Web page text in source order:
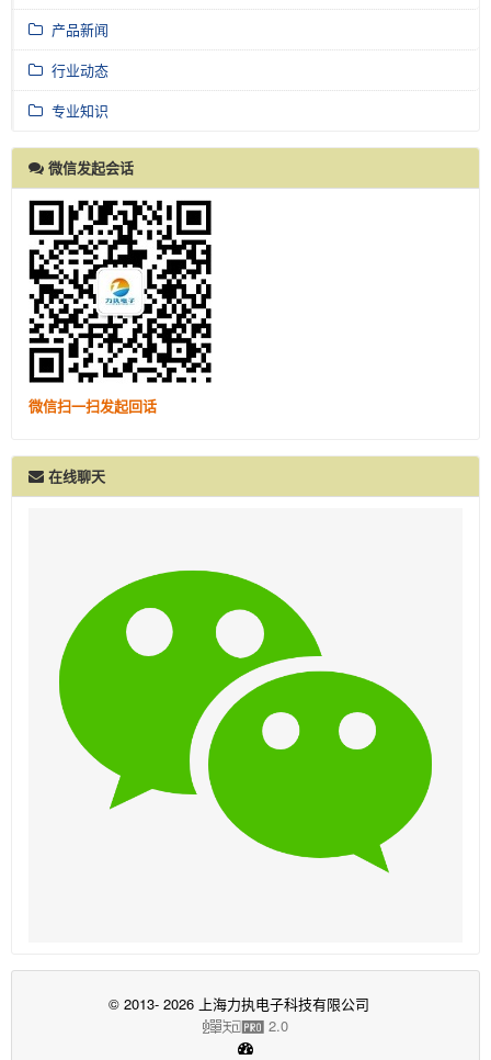
产品新闻
行业动态
专业知识
微信发起会话
微信扫一扫发起回话
在线聊天
© 2013- 2026 上海力执电子科技有限公司
2.0